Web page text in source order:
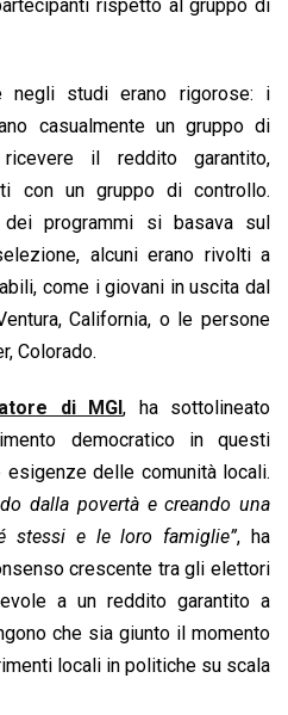
rispetto al gruppo di
negli studi erano rigorose: i
casualmente un gruppo di
il reddito garantito,
con un gruppo di controllo.
programmi si basava sul
alcuni erano rivolti a
come i giovani in uscita dal
California, o le persone
Colorado.
di MGI, ha sottolineato
democratico in questi
delle comunità locali.
dalla povertà e creando una
stessi e le loro famiglie”, ha
crescente tra gli elettori
a un reddito garantito a
che sia giunto il momento
locali in politiche su scala